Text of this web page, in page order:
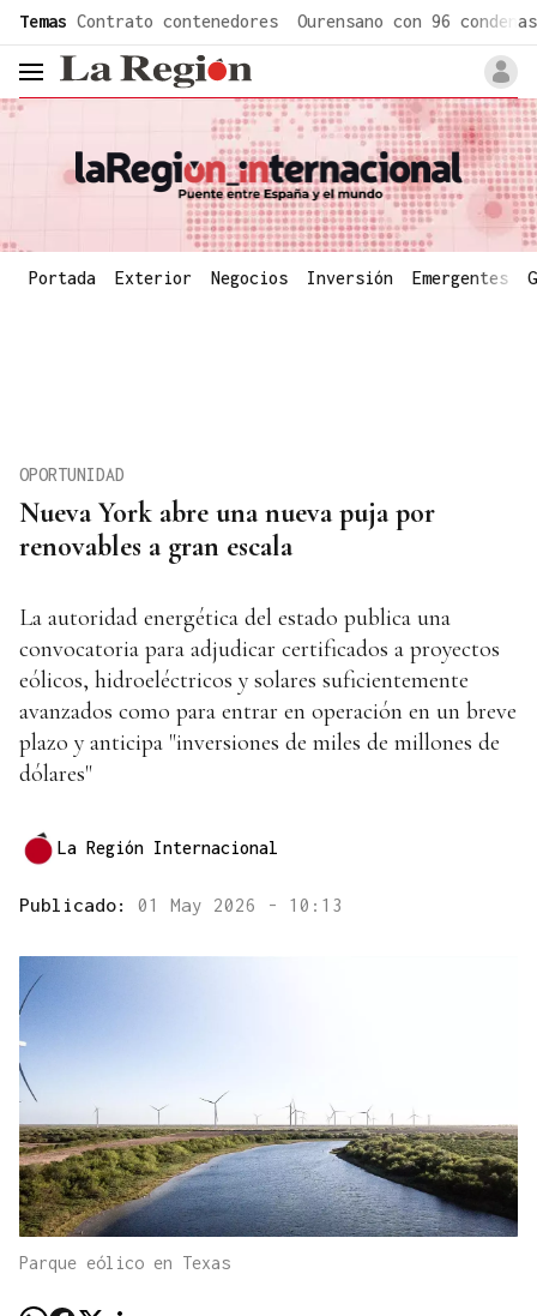
Temas Contrato contenedores Ourensano con 96 condenas
header.menu.open
Portada Exterior Negocios Inversión Emergentes
Nueva York abre una nueva puja por
renovables a gran escala
OPORTUNIDAD
La autoridad energética del estado publica una
convocatoria para adjudicar certificados a proyectos
eólicos, hidroeléctricos y solares suficientemente
avanzados como para entrar en operación en un breve
plazo y anticipa "inversiones de miles de millones de
dólares"
La Región Internacional
Publicado: 01 May 2026 - 10:13
Parque eólico en Texas